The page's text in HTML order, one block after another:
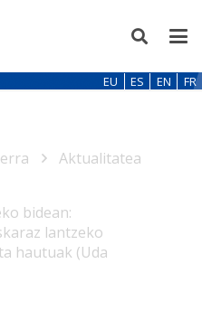
EU ES EN FR
Aktualitatea
bidean:
lantzeko
hautuak (Uda